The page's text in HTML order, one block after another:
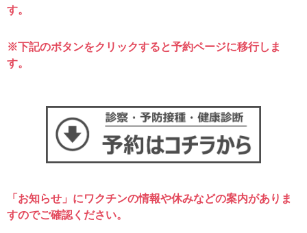
す。
※下記のボタンをクリックすると予約ページに移行しま
す。
「お知らせ」にワクチンの情報や休みなどの案内がありま
すのでご確認ください。